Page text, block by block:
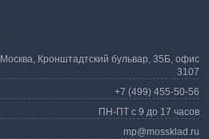
Москва, Кронштадтский бульвар, 35Б, офис
3107
+7 (499) 455-50-56
ПН-ПТ с 9 до 17 часов
mp@mossklad.ru